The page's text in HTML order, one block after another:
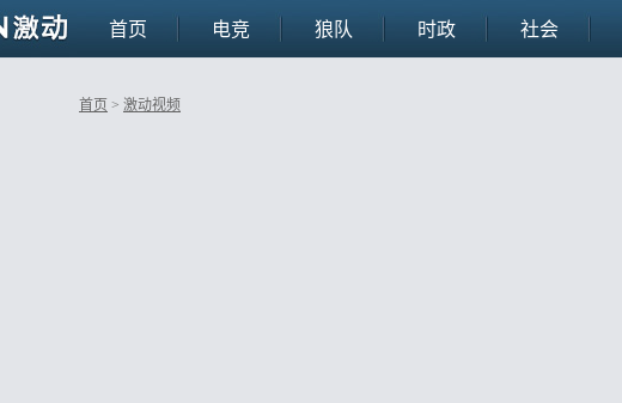
首页 电竞 狼队 时政 社会
首页 > 激动视频